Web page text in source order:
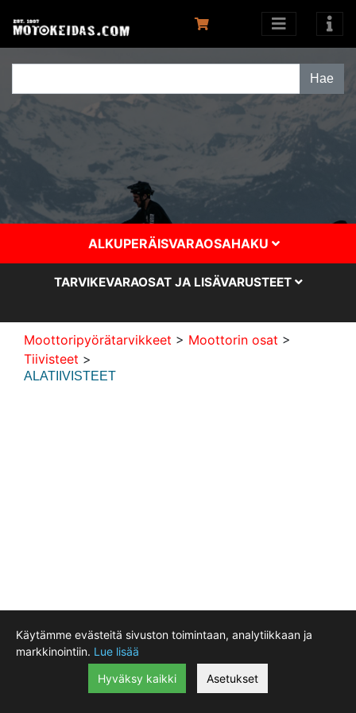
Käytämme evästeitä sivuston toimintaan, analytiikkaan ja
markkinointiin. Lue lisää
Hyväksy kaikki
Asetukset
ALKUPERÄISVARAOSAHAKU
TARVIKEVARAOSAT JA LISÄVARUSTEET
Moottoripyörätarvikkeet > Moottorin osat >
Tiivisteet >
ALATIIVISTEET
Motokeidas Oy, Taninkatu 11 ovi 35, 33400 Tampere, Finland
0207940400 Webshop 0207940403
myynti@motokeidas.com